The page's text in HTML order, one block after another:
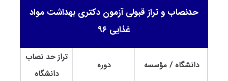
حدنصاب و تراز قبولی آزمون دکتری بهداشت مواد
غذایی ۹۶
دانشگاه / مؤسسه دوره
تراز حد نصاب
دانشگاه